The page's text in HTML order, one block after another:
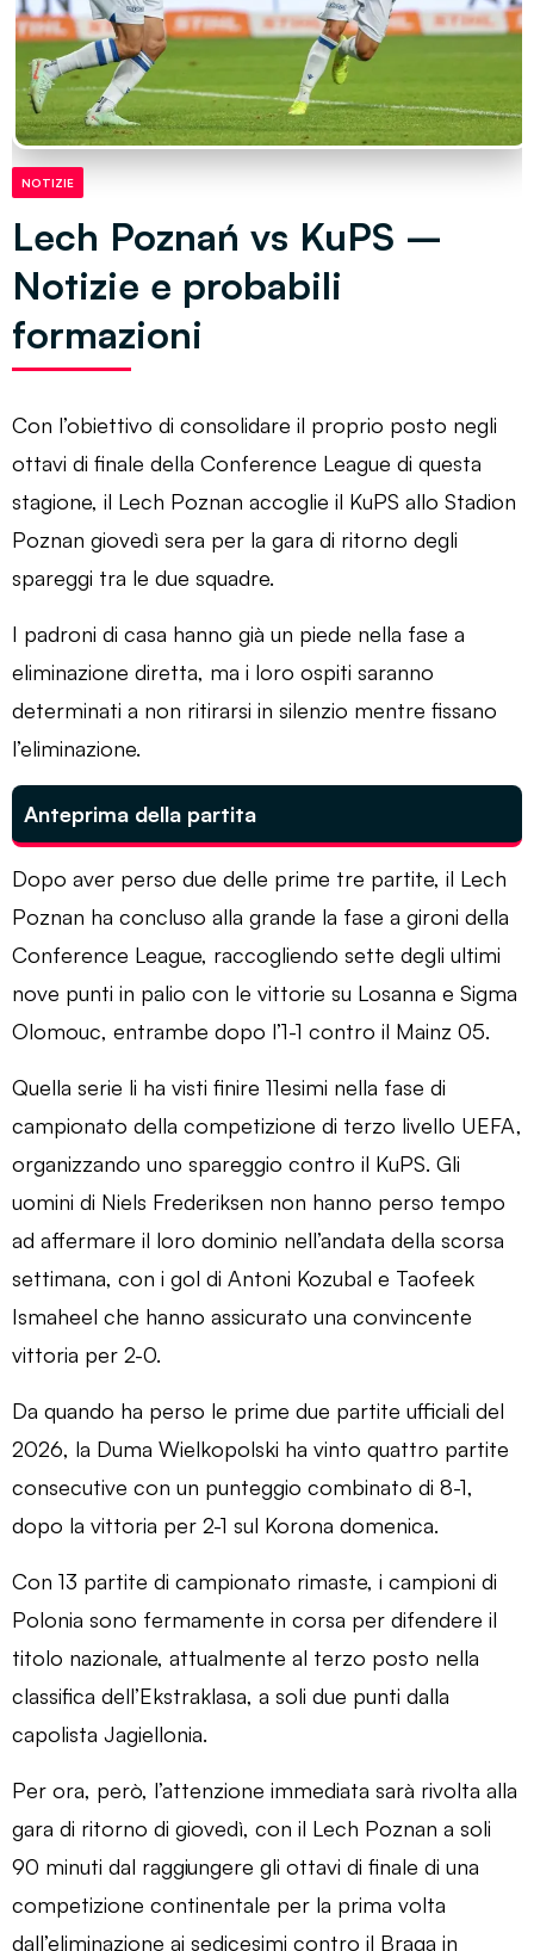
NOTIZIE
Lech Poznań vs KuPS –
Notizie e probabili
formazioni
Con l’obiettivo di consolidare il proprio posto negli
ottavi di finale della Conference League di questa
stagione, il Lech Poznan accoglie il KuPS allo Stadion
Poznan giovedì sera per la gara di ritorno degli
spareggi tra le due squadre.
I padroni di casa hanno già un piede nella fase a
eliminazione diretta, ma i loro ospiti saranno
determinati a non ritirarsi in silenzio mentre fissano
l’eliminazione.
Anteprima della partita
Dopo aver perso due delle prime tre partite, il Lech
Poznan ha concluso alla grande la fase a gironi della
Conference League, raccogliendo sette degli ultimi
nove punti in palio con le vittorie su Losanna e Sigma
Olomouc, entrambe dopo l’1-1 contro il Mainz 05.
Quella serie li ha visti finire 11esimi nella fase di
campionato della competizione di terzo livello UEFA,
organizzando uno spareggio contro il KuPS. Gli
uomini di Niels Frederiksen non hanno perso tempo
ad affermare il loro dominio nell’andata della scorsa
settimana, con i gol di Antoni Kozubal e Taofeek
Ismaheel che hanno assicurato una convincente
vittoria per 2-0.
Da quando ha perso le prime due partite ufficiali del
2026, la Duma Wielkopolski ha vinto quattro partite
consecutive con un punteggio combinato di 8-1,
dopo la vittoria per 2-1 sul Korona domenica.
Con 13 partite di campionato rimaste, i campioni di
Polonia sono fermamente in corsa per difendere il
titolo nazionale, attualmente al terzo posto nella
classifica dell’Ekstraklasa, a soli due punti dalla
capolista Jagiellonia.
Per ora, però, l’attenzione immediata sarà rivolta alla
gara di ritorno di giovedì, con il Lech Poznan a soli
90 minuti dal raggiungere gli ottavi di finale di una
competizione continentale per la prima volta
dall’eliminazione ai sedicesimi contro il Braga in